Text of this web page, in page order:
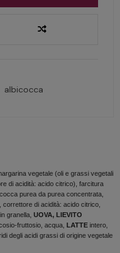
albicocca
vegetale (oli e grassi vegetali
di acidità: acido citrico), farcitura
purea da purea concentrata,
di acidità: acido citrico,
granella, UOVA, LIEVITO
fruttosio, acqua, LATTE intero,
degli acidi grassi di origine vegetale